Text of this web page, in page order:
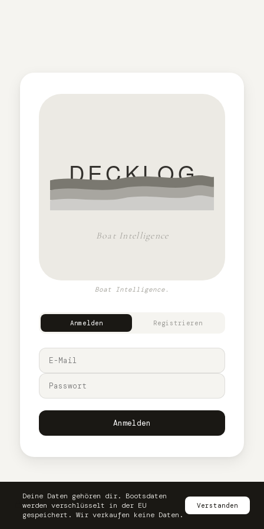
DECKLOG
Boat Intelligence
Boat Intelligence.
Anmelden Registrieren
Anmelden
Deine Daten gehören dir. Bootsdaten
werden verschlüsselt in der EU
gespeichert. Wir verkaufen keine Daten.
Verstanden